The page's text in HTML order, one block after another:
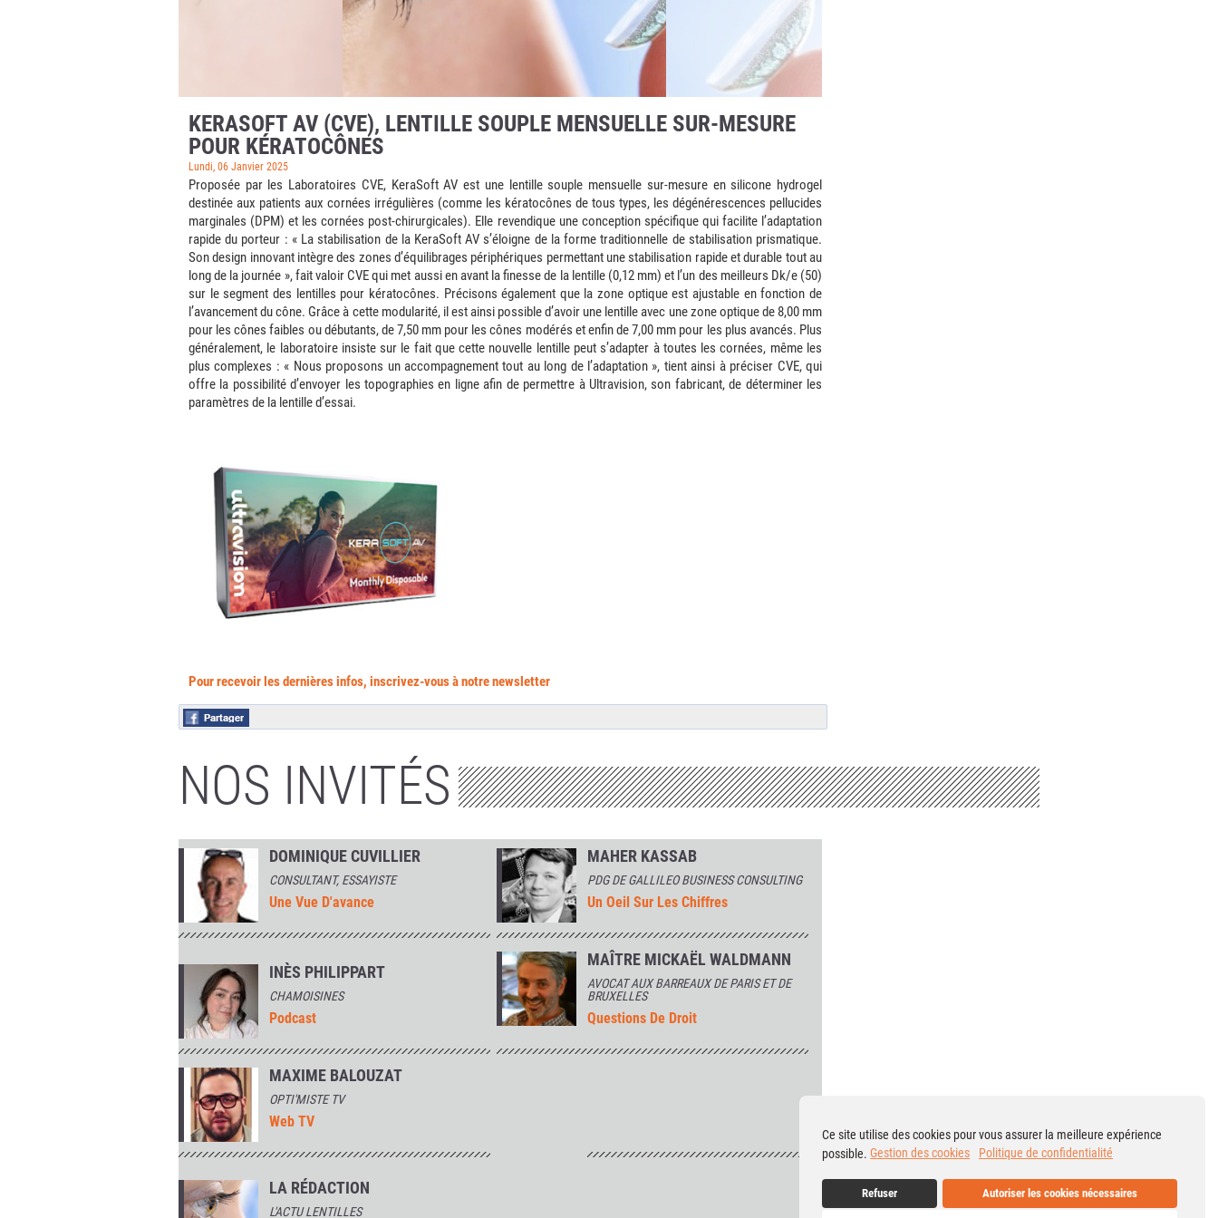
Ce site utilise des cookies pour vous assurer la meilleure expérience
possible. Gestion des cookies Politique de confidentialité
Refuser Autoriser les cookies nécessaires
KERASOFT AV (CVE), LENTILLE SOUPLE MENSUELLE SUR-MESURE
POUR KÉRATOCÔNES
Lundi, 06 Janvier 2025
Proposée par les Laboratoires CVE, KeraSoft AV est une lentille souple mensuelle sur-mesure en silicone hydrogel
destinée aux patients aux cornées irrégulières (comme les kératocônes de tous types, les dégénérescences pellucides
marginales (DPM) et les cornées post-chirurgicales). Elle revendique une conception spécifique qui facilite l’adaptation
rapide du porteur : « La stabilisation de la KeraSoft AV s’éloigne de la forme traditionnelle de stabilisation prismatique.
Son design innovant intègre des zones d’équilibrages périphériques permettant une stabilisation rapide et durable tout au
long de la journée », fait valoir CVE qui met aussi en avant la finesse de la lentille (0,12 mm) et l’un des meilleurs Dk/e (50)
sur le segment des lentilles pour kératocônes. Précisons également que la zone optique est ajustable en fonction de
l’avancement du cône. Grâce à cette modularité, il est ainsi possible d’avoir une lentille avec une zone optique de 8,00 mm
pour les cônes faibles ou débutants, de 7,50 mm pour les cônes modérés et enfin de 7,00 mm pour les plus avancés. Plus
généralement, le laboratoire insiste sur le fait que cette nouvelle lentille peut s’adapter à toutes les cornées, même les
plus complexes : « Nous proposons un accompagnement tout au long de l’adaptation », tient ainsi à préciser CVE, qui
offre la possibilité d’envoyer les topographies en ligne afin de permettre à Ultravision, son fabricant, de déterminer les
paramètres de la lentille d’essai.
Pour recevoir les dernières infos, inscrivez-vous à notre newsletter
NOS INVITÉS
DOMINIQUE CUVILLIER
CONSULTANT, ESSAYISTE
Une Vue D'avance
MAHER KASSAB
PDG DE GALLILEO BUSINESS CONSULTING
Un Oeil Sur Les Chiffres
INÈS PHILIPPART
CHAMOISINES
Podcast
MAÎTRE MICKAËL WALDMANN
AVOCAT AUX BARREAUX DE PARIS ET DE
BRUXELLES
Questions De Droit
MAXIME BALOUZAT
OPTI'MISTE TV
Web TV
LA RÉDACTION
L'ACTU LENTILLES